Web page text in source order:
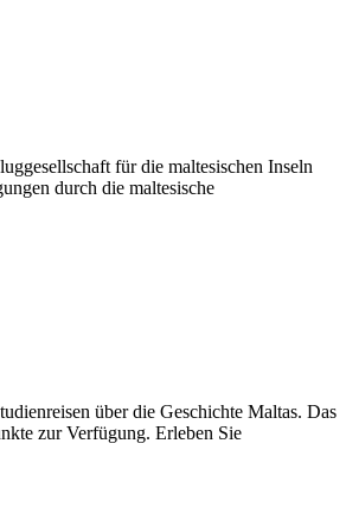
für die maltesischen Inseln
durch die maltesische
über die Geschichte Maltas. Das
zur Verfügung. Erleben Sie